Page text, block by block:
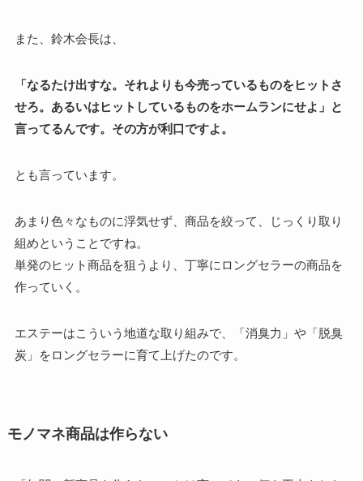
また、鈴木会長は、
「なるたけ出すな。それよりも今売っているものをヒットさ
せろ。あるいはヒットしているものをホームランにせよ」と
言ってるんです。その方が利口ですよ。
とも言っています。
あまり色々なものに浮気せず、商品を絞って、じっくり取り
組めということですね。
単発のヒット商品を狙うより、丁寧にロングセラーの商品を
作っていく。
エステーはこういう地道な取り組みで、「消臭力」や「脱臭
炭」をロングセラーに育て上げたのです。
モノマネ商品は作らない